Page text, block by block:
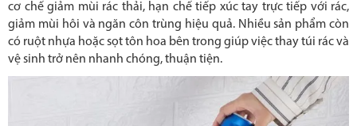
cơ chế giảm mùi rác thải, hạn chế tiếp xúc tay trực tiếp với rác,
giảm mùi hôi và ngăn côn trùng hiệu quả. Nhiều sản phẩm còn
có ruột nhựa hoặc sọt tôn hoa bên trong giúp việc thay túi rác và
vệ sinh trở nên nhanh chóng, thuận tiện.